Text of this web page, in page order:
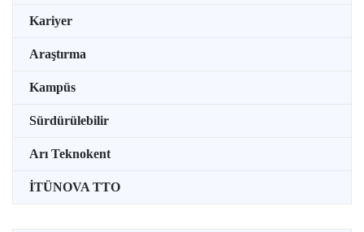
Kariyer
Araştırma
Kampüs
Sürdürülebilir
Arı Teknokent
İTÜNOVA TTO